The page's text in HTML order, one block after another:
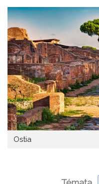
Ostia